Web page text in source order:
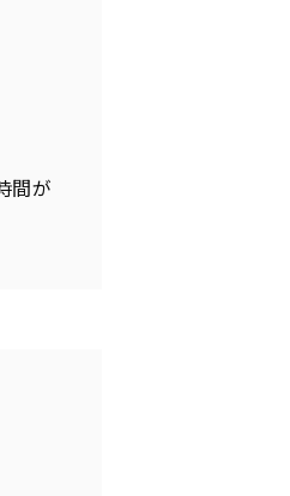
間が